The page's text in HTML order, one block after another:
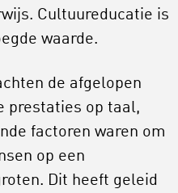
Cultuureducatie is
waarde.
de afgelopen
prestaties op taal,
factoren waren om
op een
Dit heeft geleid